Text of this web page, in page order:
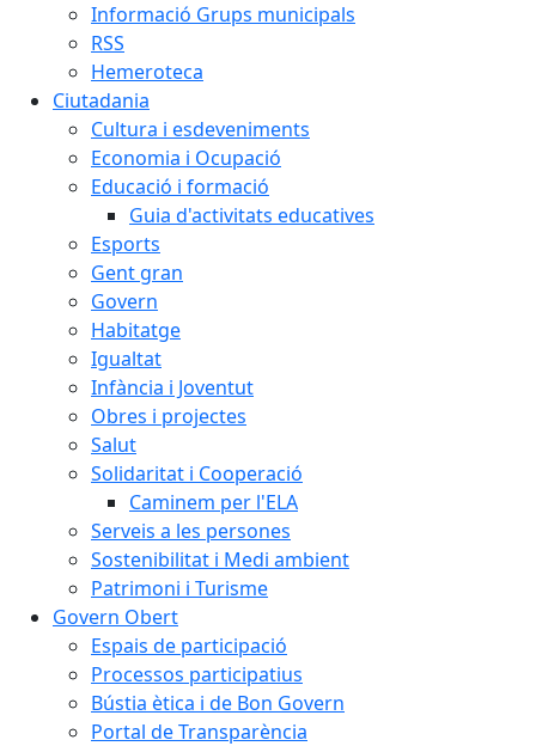
Informació Grups municipals
RSS
Hemeroteca
Ciutadania
Cultura i esdeveniments
Economia i Ocupació
Educació i formació
Guia d'activitats educatives
Esports
Gent gran
Govern
Habitatge
Igualtat
Infància i Joventut
Obres i projectes
Salut
Solidaritat i Cooperació
Caminem per l'ELA
Serveis a les persones
Sostenibilitat i Medi ambient
Patrimoni i Turisme
Govern Obert
Espais de participació
Processos participatius
Bústia ètica i de Bon Govern
Portal de Transparència